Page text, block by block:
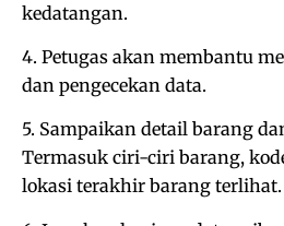
kedatangan.
4. Petugas akan membantu
dan pengecekan data.
5. Sampaikan detail barang
Termasuk ciri-ciri barang,
lokasi terakhir barang terlihat.